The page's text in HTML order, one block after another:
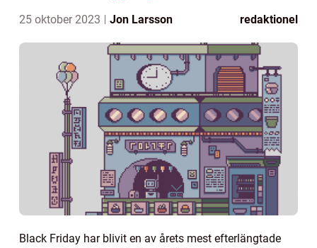
25 oktober 2023 Jon Larsson redaktionel
Black Friday har blivit en av årets mest efterlängtade